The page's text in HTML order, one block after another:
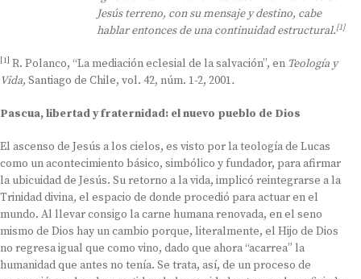
Jesús terreno, con su mensaje y destino, cabe
hablar entonces de una continuidad estructural.[1]
[1] R. Polanco, “La mediación eclesial de la salvación”, en Teología y
Vida, Santiago de Chile, vol. 42, núm. 1-2, 2001.
Pascua, libertad y fraternidad: el nuevo pueblo de Dios
El ascenso de Jesús a los cielos, es visto por la teología de Lucas
como un acontecimiento básico, simbólico y fundador, para afirmar
la ubicuidad de Jesús. Su retorno a la vida, implicó reintegrarse a la
Trinidad divina, el espacio de donde procedió para actuar en el
mundo. Al llevar consigo la carne humana renovada, en el seno
mismo de Dios hay un cambio porque, literalmente, el Hijo de Dios
no regresa igual que como vino, dado que ahora “acarrea” la
humanidad que antes no tenía. Se trata, así, de un proceso de